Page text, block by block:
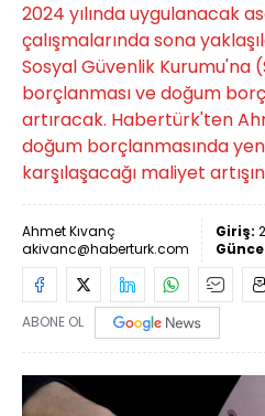
2024 yılında uygulanacak
çalışmalarında sona
Sosyal Güvenlik Kurumu'na
borçlanması ve doğum
artıracak. Habertürk'ten
doğum borçlanmasında
karşılaşacağı maliyet
Ahmet Kıvanç
akivanc@haberturk.com
Giriş:
ABONE OL